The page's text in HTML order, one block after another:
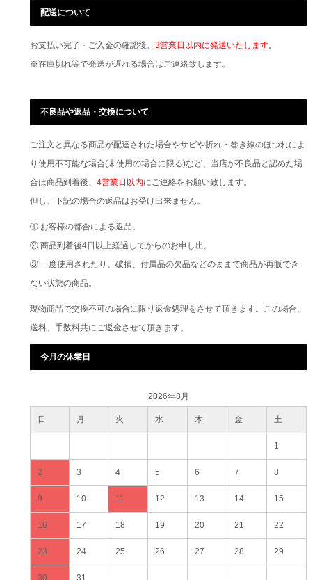
配送について
お支払い完了・ご入金の確認後、 3営業日以内に発送いたします。
※在庫切れ等で発送が遅れる場合はご連絡致します。
不良品や返品・交換について
ご注文と異なる商品が配達された場合やサビや折れ・巻き線のほつれによ
り使用不可能な場合(未使用の場合に限る)など、当店が不良品と認めた場
合は商品到着後、 4営業日以内にご連絡をお願い致します。
但し、下記の場合の返品はお受け出来ません。
① お客様の都合による返品。
② 商品到着後4日以上経過してからのお申し出。
③ 一度使用されたり、破損、付属品の欠品などのままで商品が再販でき
ない状態の商品。
現物商品で交換不可の場合に限り返金処理をさせて頂きます。この場合、
送料、手数料共にご返金させて頂きます。
今月の休業日
2026年8月
日 月 火 水 木 金 土
1
2 3 4 5 6 7 8
9 10 11 12 13 14 15
16 17 18 19 20 21 22
23 24 25 26 27 28 29
30 31